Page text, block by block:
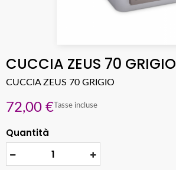
CUCCIA ZEUS 70 GRIGIO
CUCCIA ZEUS 70 GRIGIO
72,00 € Tasse incluse
Quantità